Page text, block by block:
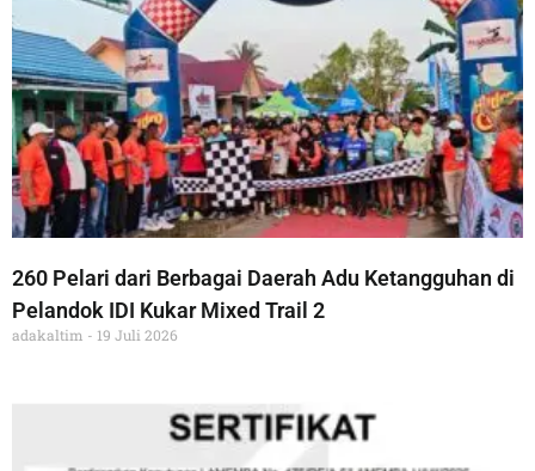
260 Pelari dari Berbagai Daerah Adu Ketangguhan di
Pelandok IDI Kukar Mixed Trail 2
adakaltim 19 Juli 2026